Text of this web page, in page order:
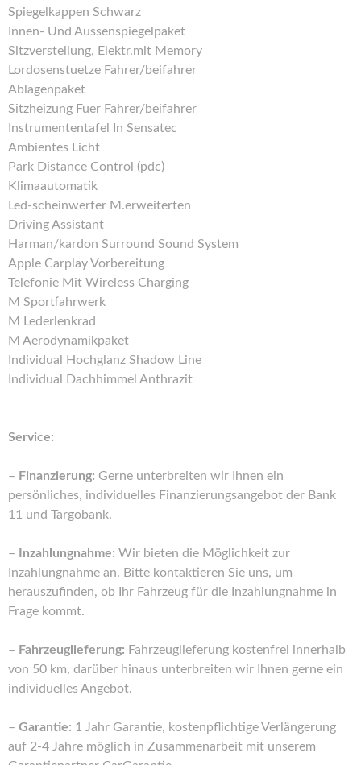
Spiegelkappen Schwarz
Innen- Und Aussenspiegelpaket
Sitzverstellung, Elektr.mit Memory
Lordosenstuetze Fahrer/beifahrer
Ablagenpaket
Sitzheizung Fuer Fahrer/beifahrer
Instrumententafel In Sensatec
Ambientes Licht
Park Distance Control (pdc)
Klimaautomatik
Led-scheinwerfer M.erweiterten
Driving Assistant
Harman/kardon Surround Sound System
Apple Carplay Vorbereitung
Telefonie Mit Wireless Charging
M Sportfahrwerk
M Lederlenkrad
M Aerodynamikpaket
Individual Hochglanz Shadow Line
Individual Dachhimmel Anthrazit
Service:
– Finanzierung: Gerne unterbreiten wir Ihnen ein
persönliches, individuelles Finanzierungsangebot der Bank
11 und Targobank.
– Inzahlungnahme: Wir bieten die Möglichkeit zur
Inzahlungnahme an. Bitte kontaktieren Sie uns, um
herauszufinden, ob Ihr Fahrzeug für die Inzahlungnahme in
Frage kommt.
– Fahrzeuglieferung: Fahrzeuglieferung kostenfrei innerhalb
von 50 km, darüber hinaus unterbreiten wir Ihnen gerne ein
individuelles Angebot.
– Garantie: 1 Jahr Garantie, kostenpflichtige Verlängerung
auf 2-4 Jahre möglich in Zusammenarbeit mit unserem